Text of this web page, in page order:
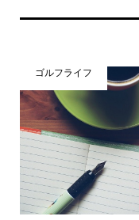
ゴルフライフ